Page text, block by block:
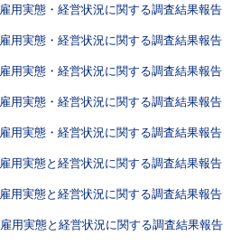
用実態・経営状況に関する調査結果報告
用実態・経営状況に関する調査結果報告
用実態・経営状況に関する調査結果報告
用実態・経営状況に関する調査結果報告
用実態・経営状況に関する調査結果報告
用実態と経営状況に関する調査結果報告
用実態と経営状況に関する調査結果報告
用実態と経営状況に関する調査結果報告